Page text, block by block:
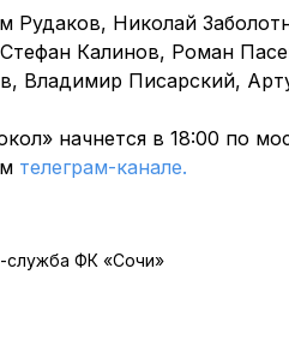
Рудаков, Николай
Калинов, Роман
Владимир Писарский,
начнется в 18:00 по
телеграм-канале.
служба ФК «Сочи»